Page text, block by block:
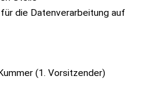
die Datenverarbeitung auf
(1. Vorsitzender)